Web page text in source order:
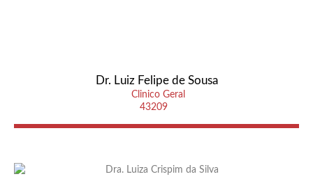
Dr. Luiz Felipe de Sousa
Clinico Geral
43209